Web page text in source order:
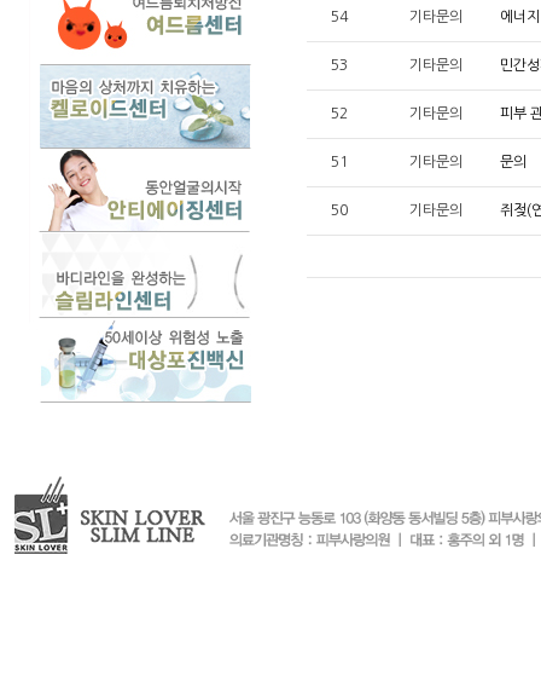
54 기타문의 에너
53 기타문의 민간
52 기타문의 피부
51 기타문의 문의
50 기타문의 쥐젖(